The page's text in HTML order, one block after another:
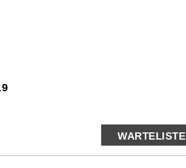
WARTELISTE